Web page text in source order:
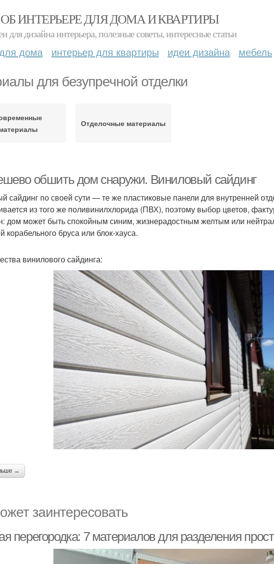
ИНТЕРЬЕРЕ ДЛЯ ДОМА И КВАРТИРЫ
для дизайна интерьера, полезные советы, интересные статьи
дома интерьер для квартиры идеи дизайна мебель
для безупречной отделки
Отделочные материалы
обшить дом снаружи. Виниловый сайдинг
сайдинг по своей сути — те же пластиковые панели для внутренней
из того же поливинилхлорида (ПВХ), поэтому выбор цветов,
дом может быть спокойным синим, жизнерадостным желтым или
корабельного бруса или блок-хауса.
винилового сайдинга:
→
заинтересовать
перегородка: 7 материалов для разделения